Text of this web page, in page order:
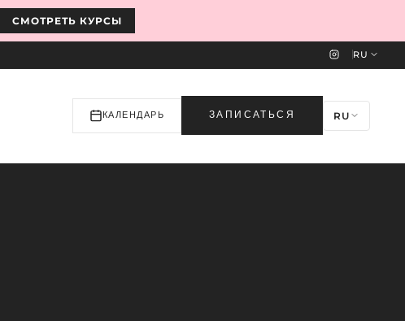
RU
КАЛЕНДАРЬ ЗАПИСАТЬСЯ RU
СМОТРЕТЬ КУРСЫ